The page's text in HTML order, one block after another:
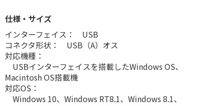
仕様・サイズ
インターフェイス： USB
コネクタ形状： USB（A）オス
対応機種：
USBインターフェイスを搭載したWindows OS、
Macintosh OS搭載機
対応OS：
Windows 10、Windows RT8.1、Windows 8.1、